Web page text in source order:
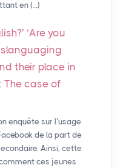
en (…)
‘Are you
their place in
The case of
enquête sur l’usage
de la part de
Ainsi, cette
ces jeunes